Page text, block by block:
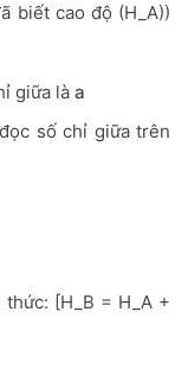
biết cao độ (H_A))
giữa là a
số chỉ giữa trên
[H_B = H_A +